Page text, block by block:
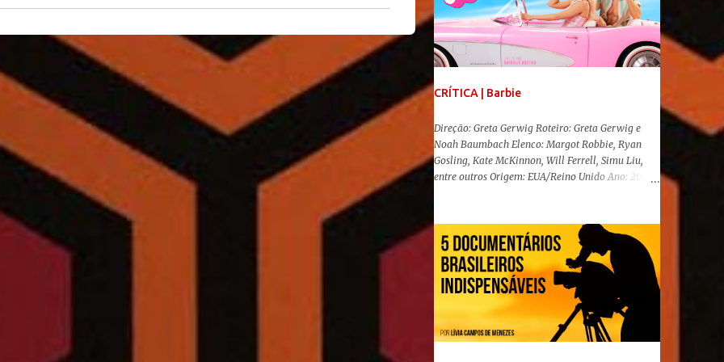
CRÍTICA | Barbie
Direção: Greta Gerwig Roteiro: Greta Gerwig e
Noah Baumbach Elenco: Margot Robbie, Ryan
Gosling, Kate McKinnon, Will Ferrell, Simu Liu,
entre outros Origem: EUA/Reino Unido Ano: 2023
Barbie , o aguardado live-action da boneca mais
famosa do mundo, enfim, chegou aos cinemas. Em
meio a toda divulgação e o hype em torno de seu
lançamento, posso afirmar que o longa, dirigido
por Greta Gerwig ( Adoráveis Mulheres ) prometeu
tudo e entregou mais ainda, se provando o filme
do ano até aqui. Repleto de criatividade, humor e
sem medo de não se levar a sério, a produção